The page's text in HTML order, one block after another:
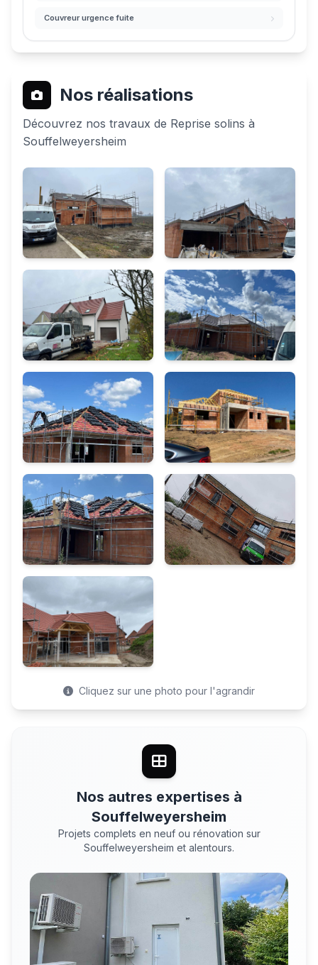
Couvreur urgence fuite
Nos réalisations
Découvrez nos travaux de Reprise solins à
Souffelweyersheim
Cliquez sur une photo pour l'agrandir
Nos autres expertises à
Souffelweyersheim
Projets complets en neuf ou rénovation sur
Souffelweyersheim et alentours.